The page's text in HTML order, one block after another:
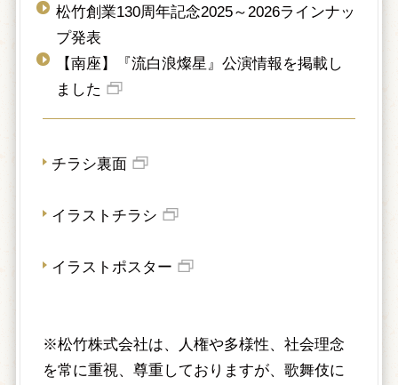
松竹創業130周年記念2025～2026ラインナッ
プ発表
【南座】『流白浪燦星』公演情報を掲載し
ました
チラシ裏面
イラストチラシ
イラストポスター
※松竹株式会社は、人権や多様性、社会理念
を常に重視、尊重しておりますが、歌舞伎に